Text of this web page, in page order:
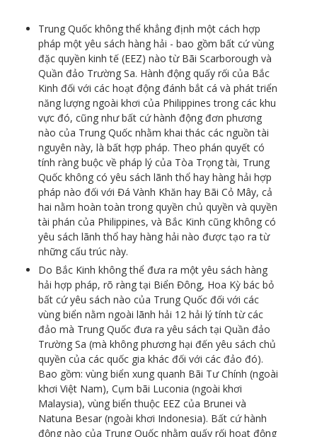
Trung Quốc không thể khẳng định một cách hợp
pháp một yêu sách hàng hải - bao gồm bất cứ vùng
đặc quyền kinh tế (EEZ) nào từ Bãi Scarborough và
Quần đảo Trường Sa. Hành động quấy rối của Bắc
Kinh đối với các hoạt động đánh bắt cá và phát triển
năng lượng ngoài khơi của Philippines trong các khu
vực đó, cũng như bất cứ hành động đơn phương
nào của Trung Quốc nhằm khai thác các nguồn tài
nguyên này, là bất hợp pháp. Theo phán quyết có
tính ràng buộc về pháp lý của Tòa Trọng tài, Trung
Quốc không có yêu sách lãnh thổ hay hàng hải hợp
pháp nào đối với Đá Vành Khăn hay Bãi Cỏ Mây, cả
hai nằm hoàn toàn trong quyền chủ quyền và quyền
tài phán của Philippines, và Bắc Kinh cũng không có
yêu sách lãnh thổ hay hàng hải nào được tạo ra từ
những cấu trúc này.
Do Bắc Kinh không thể đưa ra một yêu sách hàng
hải hợp pháp, rõ ràng tại Biển Đông, Hoa Kỳ bác bỏ
bất cứ yêu sách nào của Trung Quốc đối với các
vùng biển nằm ngoài lãnh hải 12 hải lý tính từ các
đảo mà Trung Quốc đưa ra yêu sách tại Quần đảo
Trường Sa (mà không phương hại đến yêu sách chủ
quyền của các quốc gia khác đối với các đảo đó).
Bao gồm: vùng biển xung quanh Bãi Tư Chính (ngoài
khơi Việt Nam), Cụm bãi Luconia (ngoài khơi
Malaysia), vùng biển thuộc EEZ của Brunei và
Natuna Besar (ngoài khơi Indonesia). Bất cứ hành
động nào của Trung Quốc nhằm quấy rối hoạt động